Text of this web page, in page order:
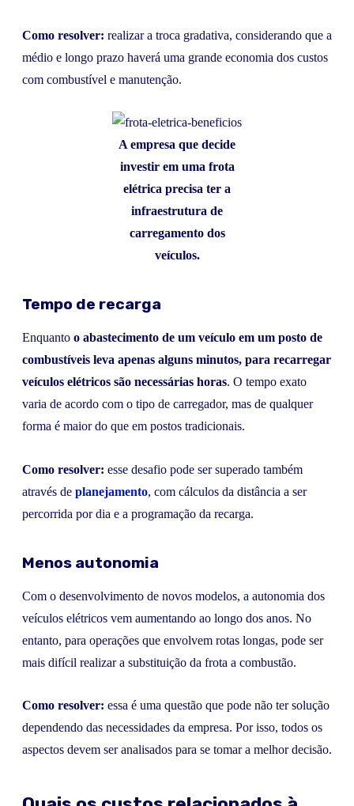
Como resolver: realizar a troca gradativa, considerando que a
médio e longo prazo haverá uma grande economia dos custos
com combustível e manutenção.
A empresa que decide
investir em uma frota
elétrica precisa ter a
infraestrutura de
carregamento dos
veículos.
Tempo de recarga
Enquanto o abastecimento de um veículo em um posto de
combustíveis leva apenas alguns minutos, para recarregar
veículos elétricos são necessárias horas. O tempo exato
varia de acordo com o tipo de carregador, mas de qualquer
forma é maior do que em postos tradicionais.
Como resolver: esse desafio pode ser superado também
através de planejamento, com cálculos da distância a ser
percorrida por dia e a programação da recarga.
Menos autonomia
Com o desenvolvimento de novos modelos, a autonomia dos
veículos elétricos vem aumentando ao longo dos anos. No
entanto, para operações que envolvem rotas longas, pode ser
mais difícil realizar a substituição da frota a combustão.
Como resolver: essa é uma questão que pode não ter solução
dependendo das necessidades da empresa. Por isso, todos os
aspectos devem ser analisados para se tomar a melhor decisão.